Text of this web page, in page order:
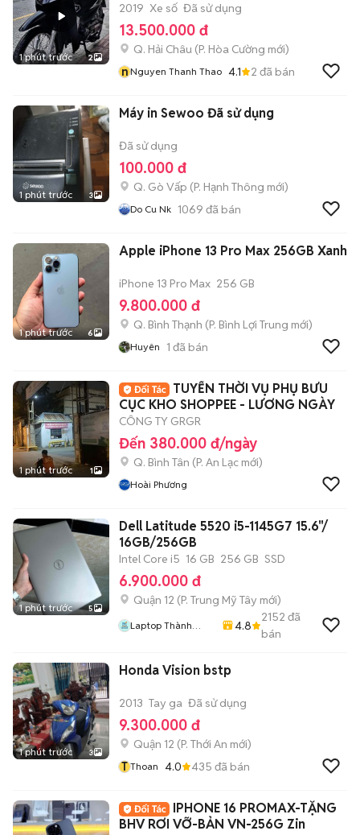
1 phút trước 2
2019 Xe số Đã sử dụng
13.500.000 đ
Q. Hải Châu (P. Hòa Cường mới)
nNguyen Thanh Thao 4.1 2 đã bán
1 phút trước 3
Máy in Sewoo Đã sử dụng
Đã sử dụng
100.000 đ
Q. Gò Vấp (P. Hạnh Thông mới)
Do Cu Nk 1069 đã bán
1 phút trước 6
Apple iPhone 13 Pro Max 256GB Xanh
iPhone 13 Pro Max 256 GB
9.800.000 đ
Q. Bình Thạnh (P. Bình Lợi Trung mới)
Huyên 1 đã bán
1 phút trước 1
TUYỂN THỜI VỤ PHỤ BƯU
CỤC KHO SHOPPEE - LƯƠNG NGÀY
CÔNG TY GRGR
Đến 380.000 đ/ngày
Q. Bình Tân (P. An Lạc mới)
Hoài Phương
1 phút trước 5
Dell Latitude 5520 i5-1145G7 15.6"/
16GB/256GB
Intel Core i5 16 GB 256 GB SSD
6.900.000 đ
Quận 12 (P. Trung Mỹ Tây mới)
Laptop Thành
4.8
2152 đã
bán
1 phút trước 3
Honda Vision bstp
2013 Tay ga Đã sử dụng
9.300.000 đ
Quận 12 (P. Thới An mới)
T Thoan 4.0 435 đã bán
IPHONE 16 PROMAX-TẶNG
BHV RƠI VỠ-BẢN VN-256G Zin